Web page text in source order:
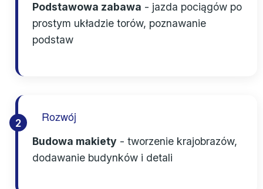
Podstawowa zabawa - jazda pociągów po
prostym układzie torów, poznawanie
podstaw
2 Rozwój
Budowa makiety - tworzenie krajobrazów,
dodawanie budynków i detali